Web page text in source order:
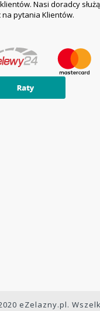
Nasi doradcy
pytania Klientów.
eZelazny.pl.